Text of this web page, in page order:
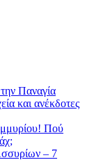
Παναγία
και ανέκδοτες
Πού
– 7